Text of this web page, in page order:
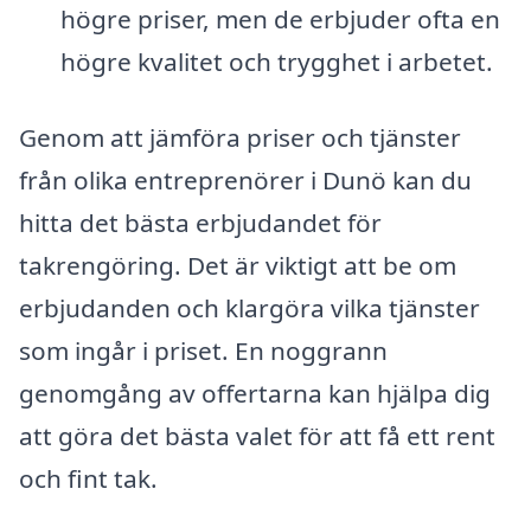
högre priser, men de erbjuder ofta en
högre kvalitet och trygghet i arbetet.
Genom att jämföra priser och tjänster
från olika entreprenörer i Dunö kan du
hitta det bästa erbjudandet för
takrengöring. Det är viktigt att be om
erbjudanden och klargöra vilka tjänster
som ingår i priset. En noggrann
genomgång av offertarna kan hjälpa dig
att göra det bästa valet för att få ett rent
och fint tak.